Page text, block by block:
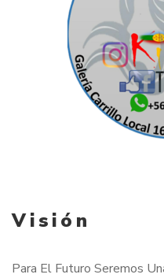
Visión
Para El Futuro Seremos